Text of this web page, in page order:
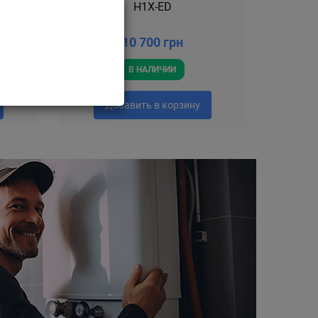
H1X-ED
10 700 грн
В НАЛИЧИИ
Добавить в корзину